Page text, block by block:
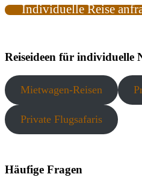
Individuelle Reise
Reiseideen für individuelle
Mietwagen-Reisen
Private Flugsafaris
Häufige Fragen